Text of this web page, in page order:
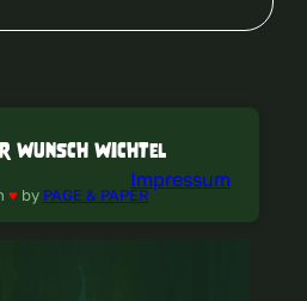
Wunsch Wichtel
Impressum
♥ by PAGE & PAPER